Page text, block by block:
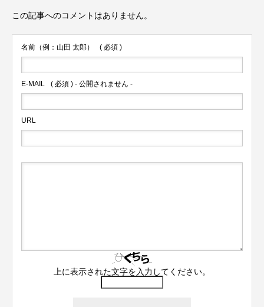
この記事へのコメントはありません。
名前（例：山田 太郎） ( 必須 )
E-MAIL ( 必須 ) - 公開されません -
URL
上に表示された文字を入力してください。